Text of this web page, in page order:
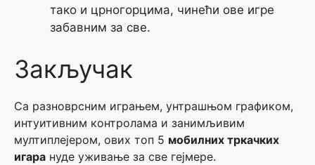
тако и црногорцима, чинећи ове игре
забавним за све.
Закључак
Са разноврсним играњем, унтрашњом графиком,
интуитивним контролама и занимљивим
мултиплејером, ових топ 5 мобилних тркачких
игара нуде уживање за све гејмере.